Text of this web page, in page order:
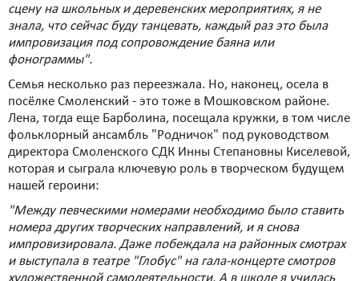
сцену на школьных и деревенских мероприятиях, я не
знала, что сейчас буду танцевать, каждый раз это была
импровизация под сопровождение баяна или
фонограммы".
Семья несколько раз переезжала. Но, наконец, осела в
посёлке Смоленский - это тоже в Мошковском районе.
Лена, тогда еще Барболина, посещала кружки, в том числе
фольклорный ансамбль "Родничок" под руководством
директора Смоленского СДК Инны Степановны Киселевой,
которая и сыграла ключевую роль в творческом будущем
нашей героини:
"Между певческими номерами необходимо было ставить
номера других творческих направлений, и я снова
импровизировала. Даже побеждала на районных смотрах
и выступала в театре "Глобус" на гала-концерте смотров
художественной самодеятельности. А в школе я училась